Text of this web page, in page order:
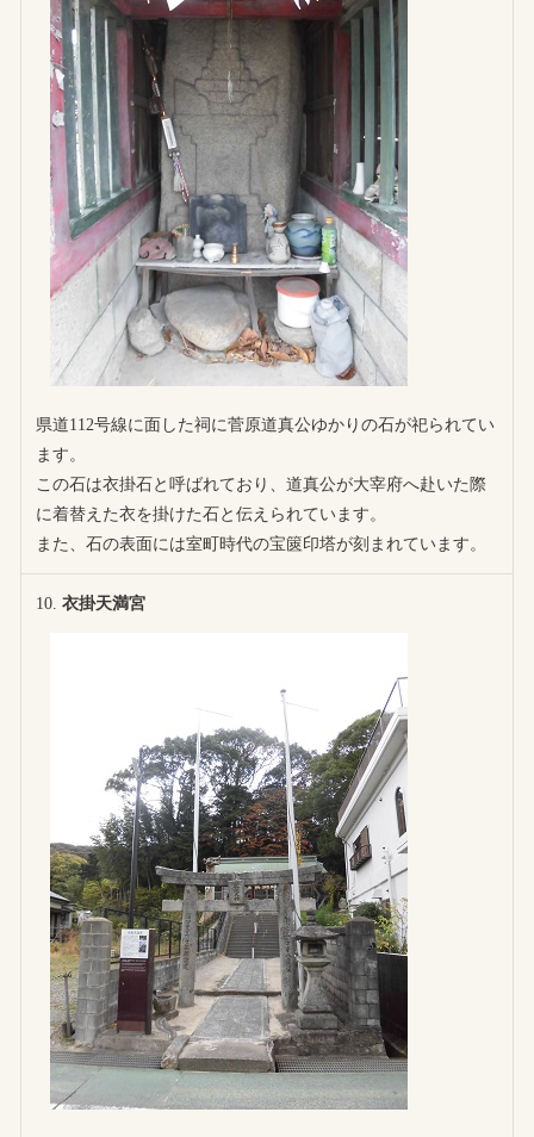
県道112号線に面した祠に菅原道真公ゆかりの石が祀られてい
ます。
この石は衣掛石と呼ばれており、道真公が大宰府へ赴いた際
に着替えた衣を掛けた石と伝えられています。
また、石の表面には室町時代の宝篋印塔が刻まれています。
衣掛天満宮